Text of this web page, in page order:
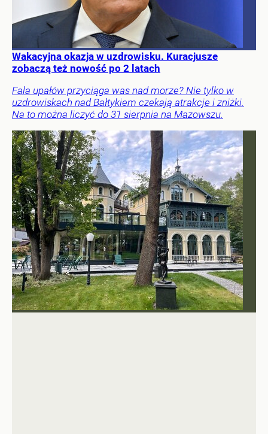
Wakacyjna okazja w uzdrowisku. Kuracjusze
zobaczą też nowość po 2 latach
Fala upałów przyciąga was nad morze? Nie tylko w
uzdrowiskach nad Bałtykiem czekają atrakcje i zniżki.
Na to można liczyć do 31 sierpnia na Mazowszu.